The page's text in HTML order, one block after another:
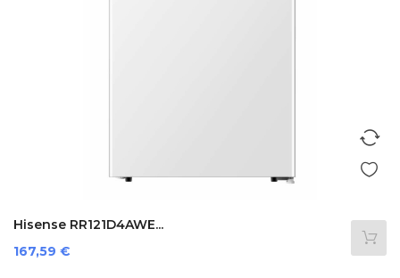
Hisense RR121D4AWE...
Prezzo
167,59 €